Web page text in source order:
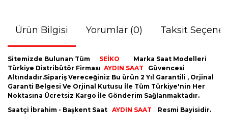
Ürün Bilgisi Yorumlar (0) Taksit
Sitemizde Bulunan Tüm SEİKO
Marka Saat Modelleri
Türkiye Distribütör Firması AYDIN SAAT
Güvencesi
Altındadır.Sipariş Vereceğiniz Bu ürün 2 Yıl Garantili , Orjinal
Garanti Belgesi Ve Orjinal Kutusu İle Tüm Türkiye'nin Her
Noktasına Ücretsiz Kargo İle Gönderim Sağlanmaktadır.
Saatçi İbrahim - Başkent Saat AYDIN SAAT Resmi Bayisidir.